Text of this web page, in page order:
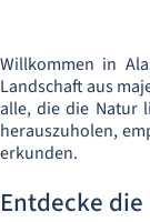
Willkommen in
Landschaft aus
alle, die die Natur
herauszuholen,
erkunden.
Entdecke